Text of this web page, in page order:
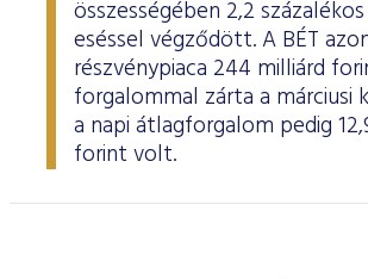
összességében 2,2
eséssel végződött. A BÉT
részvénypiaca 244 milliárd
forgalommal zárta a márciusi
a napi átlagforgalom pedig
forint volt.